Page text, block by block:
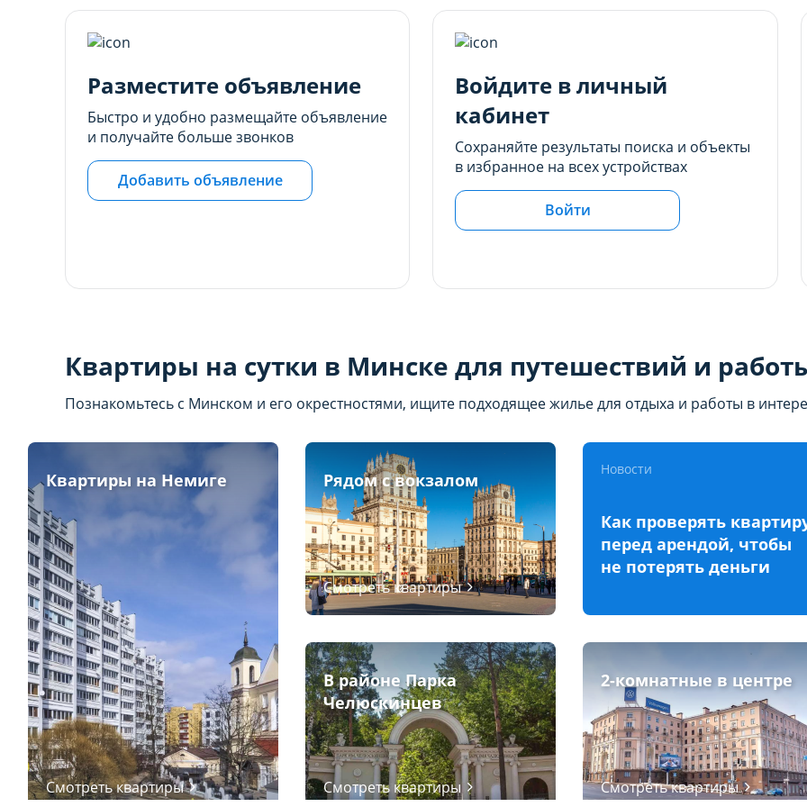
Разместите объявление
Быстро и удобно размещайте объявление
и получайте больше звонков
Добавить объявление
Войдите в личный
кабинет
Сохраняйте результаты поиска и объекты
в избранное на всех устройствах
Войти
Квартиры на сутки в Минске для путешествий и
Познакомьтесь с Минском и его окрестностями, ищите подходящее жилье для отдыха и работы в
Квартиры на Немиге
Смотреть квартиры
Рядом с вокзалом
Смотреть квартиры
В районе Парка
Челюскинцев
Смотреть квартиры
Новости
Как проверять
перед арендой, чтобы
не потерять деньги
2-комнатные в центре
Смотреть квартиры
настройках браузера.
настройках браузера.